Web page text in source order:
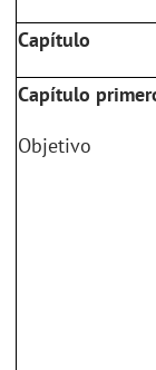
Capítulo
Capítulo
Objetivo